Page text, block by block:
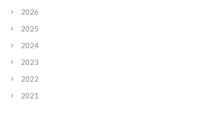
2026
2025
2024
2023
2022
2021